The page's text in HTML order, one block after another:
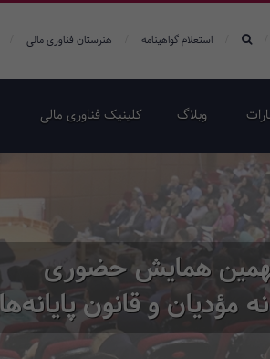
استعلام گواهینامه هنرستان فناوری مالی
وبلاگ کلینیک فناوری مالی
همایش حضوری
و قانون